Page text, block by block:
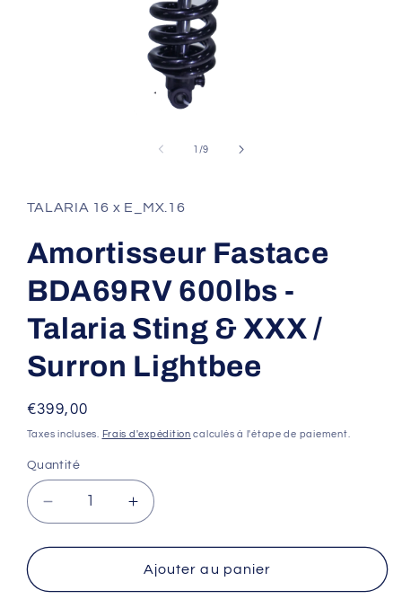
fenêtre
modale
1 /de
9
TALARIA 16 x E_MX.16
Amortisseur Fastace
BDA69RV 600lbs -
Talaria Sting & XXX /
Surron Lightbee
Prix
habituel
€399,00
Taxes incluses. Frais d'expédition calculés à l'étape de paiement.
Quantité
Réduire
la
quantité
Amortisseur
Augmenter
la
quantité
de
Amortisseur
Ajouter au panier